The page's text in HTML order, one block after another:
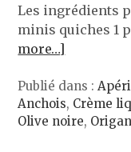
Les ingrédients
minis quiches 1
more…]
Publié dans :
Anchois, Crème
Olive noire, Origan